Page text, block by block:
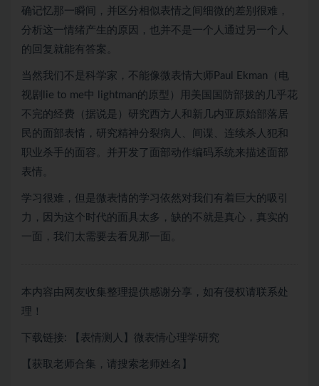
确记忆那一瞬间，并区分相似表情之间细微的差别很难，
分析这一情绪产生的原因，也并不是一个人通过另一个人
的回复就能有答案。
当然我们不是科学家，不能像微表情大师Paul Ekman（电
视剧lie to me中 lightman的原型）用美国国防部拨的几乎花
不完的经费（据说是）研究西方人和新几内亚原始部落居
民的面部表情，研究精神分裂病人、间谍、连续杀人犯和
职业杀手的面容。并开发了面部动作编码系统来描述面部
表情。
学习很难，但是微表情的学习依然对我们有着巨大的吸引
力，因为这个时代的面具太多，缺的不就是真心，真实的
一面，我们太需要去看见那一面。
本内容由网友收集整理提供感谢分享，如有侵权请联系处
理！
下载链接: 【表情测人】微表情心理学研究
【获取老师合集，请搜索老师姓名】